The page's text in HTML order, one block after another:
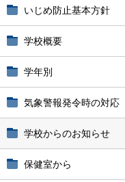
いじめ防止基本方針
学校概要
学年別
気象警報発令時の対応
学校からのお知らせ
保健室から